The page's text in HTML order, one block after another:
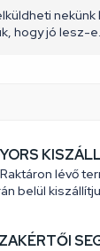
hogy jó lesz-e.
lévő
belül